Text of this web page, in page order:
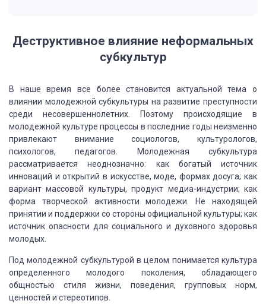
Деструктивное влияние неформальных
субкультур
В наше время все более становится актуальной тема о
влиянии молодежной субкультуры на развитие преступности
среди несовершеннолетних. Поэтому происходящие в
молодежной культуре процессы в последние годы неизменно
привлекают внимание социологов, культурологов,
психологов, педагогов. Молодежная субкультура
рассматривается неоднозначно: как богатый источник
инноваций и открытий в искусстве, моде, формах досуга; как
вариант массовой культуры, продукт медиа-индустрии; как
форма творческой активности молодежи. Не находящей
принятии и поддержки со стороны официальной культуры; как
источник опасности для социального и духовного здоровья
молодых.
Под молодежной субкультурой в целом понимается культура
определенного молодого поколения, обладающего
общностью стиля жизни, поведения, групповых норм,
ценностей и стереотипов.